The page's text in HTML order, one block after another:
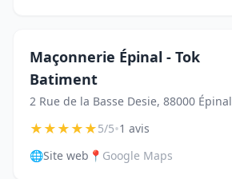
Maçonnerie Épinal - Tok
Batiment
2 Rue de la Basse Desie, 88000 Épinal
★★★★★5/5•1 avis
🌐Site web 📍 Google Maps